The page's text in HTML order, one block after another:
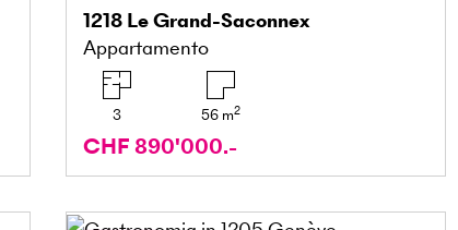
1218 Le Grand-Saconnex
Appartamento
3 56 m2
CHF 890'000.-